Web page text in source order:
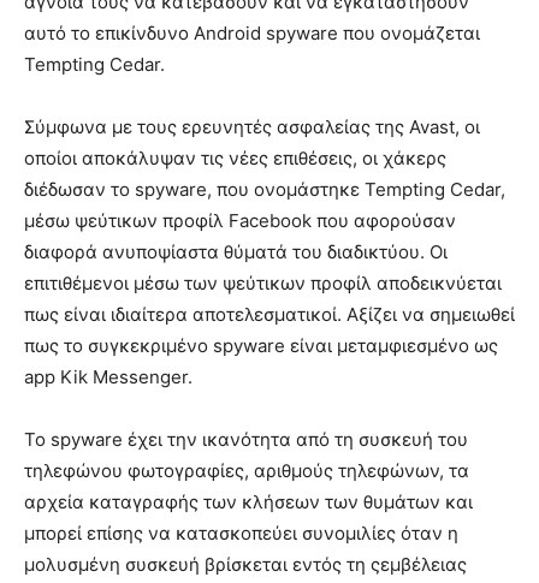
αυτό το επικίνδυνο Android spyware που ονομάζεται
Tempting Cedar.
Σύμφωνα με τους ερευνητές ασφαλείας της Avast, οι
οποίοι αποκάλυψαν τις νέες επιθέσεις, οι χάκερς
διέδωσαν το spyware, που ονομάστηκε Tempting Cedar,
μέσω ψεύτικων προφίλ Facebook που αφορούσαν
διαφορά ανυποψίαστα θύματά του διαδικτύου. Οι
επιτιθέμενοι μέσω των ψεύτικων προφίλ αποδεικνύεται
πως είναι ιδιαίτερα αποτελεσματικοί. Αξίζει να σημειωθεί
πως το συγκεκριμένο spyware είναι μεταμφιεσμένο ως
app Kik Messenger.
Το spyware έχει την ικανότητα από τη συσκευή του
τηλεφώνου φωτογραφίες, αριθμούς τηλεφώνων, τα
αρχεία καταγραφής των κλήσεων των θυμάτων και
μπορεί επίσης να κατασκοπεύει συνομιλίες όταν η
μολυσμένη συσκευή βρίσκεται εντός τη ςεμβέλειας